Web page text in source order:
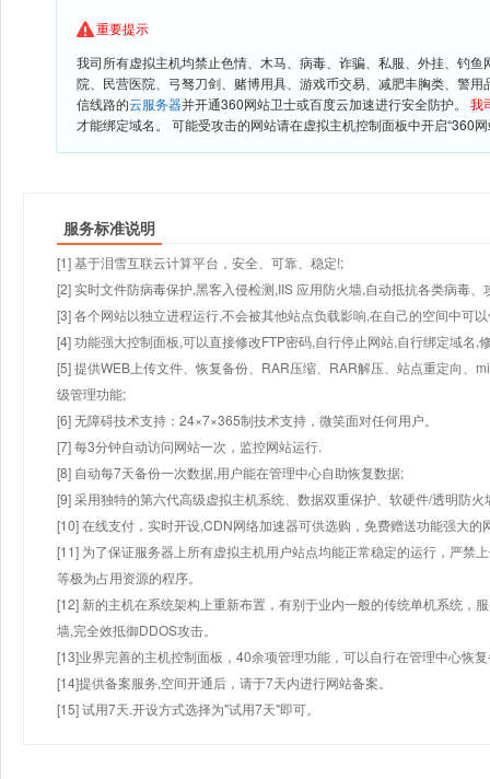
重要提示
我司所有虚拟主机均禁止色情、木马、病毒、诈骗、私服、外挂、钓
院、民营医院、弓驽刀剑、赌博用具、游戏币交易、减肥丰胸类、警
信线路的云服务器并开通360网站卫士或百度云加速进行安全防护。 我
才能绑定域名。 可能受攻击的网站请在虚拟主机控制面板中开启“360
服务标准说明
[1] 基于泪雪互联云计算平台，安全、可靠、稳定!;
[2] 实时文件防病毒保护,黑客入侵检测,IIS 应用防火墙,自动抵抗各类病毒、
[3] 各个网站以独立进程运行,不会被其他站点负载影响,在自己的空间中可
[4] 功能强大控制面板,可以直接修改FTP密码,自行停止网站,自行绑定域名,
[5] 提供WEB上传文件、恢复备份、RAR压缩、RAR解压、站点重定向、
级管理功能;
[6] 无障碍技术支持：24×7×365制技术支持，微笑面对任何用户。
[7] 每3分钟自动访问网站一次，监控网站运行.
[8] 自动每7天备份一次数据,用户能在管理中心自助恢复数据;
[9] 采用独特的第六代高级虚拟主机系统、数据双重保护、软硬件/透明防火
[10] 在线支付，实时开设,CDN网络加速器可供选购，免费赠送功能强大
[11] 为了保证服务器上所有虚拟主机用户站点均能正常稳定的运行，严禁
等极为占用资源的程序。
[12] 新的主机在系统架构上重新布置，有别于业内一般的传统单机系统，
墙,完全效抵御DDOS攻击。
[13]业界完善的主机控制面板，40余项管理功能，可以自行在管理中心恢
[14]提供备案服务,空间开通后，请于7天内进行网站备案。
[15] 试用7天.开设方式选择为"试用7天"即可。